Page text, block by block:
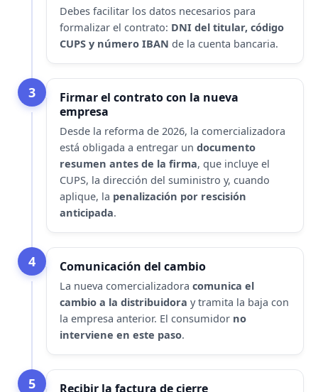
Debes facilitar los datos necesarios para
formalizar el contrato: DNI del titular, código
CUPS y número IBAN de la cuenta bancaria.
3
Firmar el contrato con la nueva
empresa
Desde la reforma de 2026, la comercializadora
está obligada a entregar un documento
resumen antes de la firma, que incluye el
CUPS, la dirección del suministro y, cuando
aplique, la penalización por rescisión
anticipada.
4 Comunicación del cambio
La nueva comercializadora comunica el
cambio a la distribuidora y tramita la baja con
la empresa anterior. El consumidor no
interviene en este paso.
5 Recibir la factura de cierre